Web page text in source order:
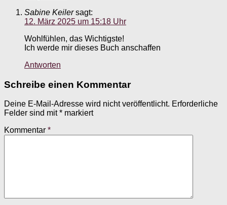
Sabine Keiler sagt:
12. März 2025 um 15:18 Uhr
Wohlfühlen, das Wichtigste!
Ich werde mir dieses Buch anschaffen
Antworten
Schreibe einen Kommentar
Deine E-Mail-Adresse wird nicht veröffentlicht. Erforderliche
Felder sind mit* markiert
Kommentar *